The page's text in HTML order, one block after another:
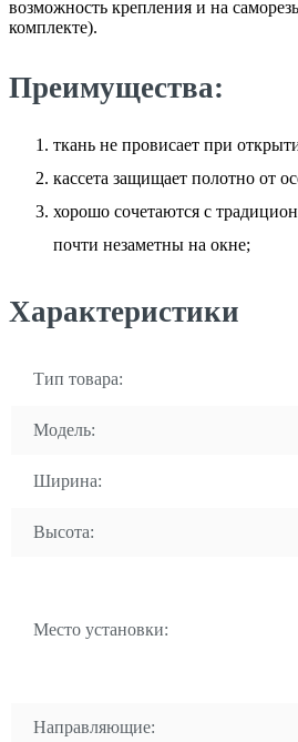
возможность крепления и на
комплекте).
Преимущества:
ткань не провисает при
кассета защищает полотно от
хорошо сочетаются с
почти незаметны на окне;
Характеристики
Тип товара:
Модель:
Ширина:
Высота:
Место установки:
Направляющие: